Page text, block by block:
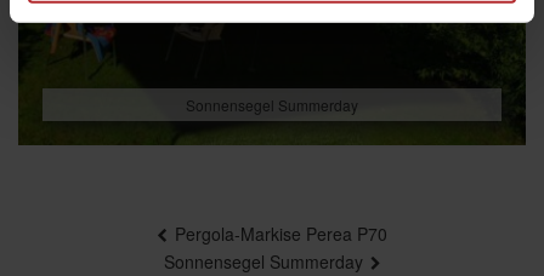
Sonnensegel Summerday
Pergola-Markise Perea P70
Sonnensegel Summerday